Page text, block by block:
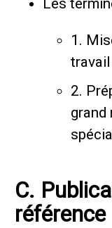
Les
1.
travail
2.
grand
C.
référence